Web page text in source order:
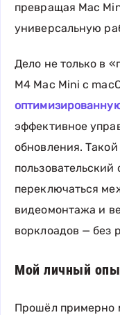
превращая Mac
универсальную
Дело не только в
M4 Mac Mini с
эффективное
обновления.
пользовательский
переключаться
видеомонтажа и
ворклоадов — без
Мой личный
Прошёл примерно